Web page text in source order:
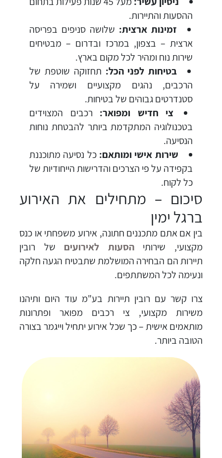
ההסעות והתיירות.
זמינות ארצית: שלושה סניפים בפריסה
ארצית – בצפון, במרכז ובדרום – מבטיחים
שירות נוח ומהיר לכל מקום בארץ.
בטיחות לפני הכל: תחזוקה שוטפת של
הרכבים, נהגים מקצועיים ושמירה על
סטנדרטים גבוהים של בטיחות.
צי חדיש ומפואר: רכבים המצוידים
בטכנולוגיה המתקדמת ביותר להבטחת נוחות
הנסיעה.
שירות אישי ומותאם: כל נסיעה מתוכננת
בקפידה על פי הצרכים והדרישות הייחודיות של
כל לקוח.
סיכום – מתחילים את האירוע
ברגל ימין
בין אם אתם מתכננים חתונה, אירוע משפחתי או כנס
מקצועי, שירותיהסעות לאירועים של רובין
תיירות הם הבחירה המושלמת שתבטיח הגעה חלקה
ונעימה לכל המשתתפים.
צרו קשר עם רובין תיירות בע"מ עוד היום ותיהנו
משירות מקצועי, צי רכבים מפואר ופתרונות
מותאמים אישית – כך שכל אירוע יתחיל וייגמר בצורה
הטובה ביותר.